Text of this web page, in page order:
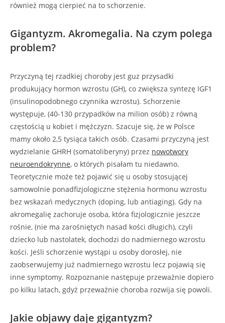
również mogą cierpieć na to schorzenie.
Gigantyzm. Akromegalia. Na czym polega
problem?
Przyczyną tej rzadkiej choroby jest guz przysadki
produkujący hormon wzrostu (GH), co zwiększa syntezę IGF1
(insulinopodobnego czynnika wzrostu). Schorzenie
występuje, (40-130 przypadków na milion osób) z równą
częstością u kobiet i mężczyzn. Szacuje się, że w Polsce
mamy około 2,5 tysiąca takich osób. Czasami przyczyną jest
wydzielanie GHRH (somatoliberyny) przez nowotwory
neuroendokrynne, o których pisałam tu niedawno.
Teoretycznie może też pojawić się u osoby stosującej
samowolnie ponadfizjologiczne stężenia hormonu wzrostu
bez wskazań medycznych (doping, lub antiaging). Gdy na
akromegalię zachoruje osoba, która fizjologicznie jeszcze
rośnie, (nie ma zarośniętych nasad kości długich), czyli
dziecko lub nastolatek, dochodzi do nadmiernego wzrostu
kości. Jeśli schorzenie wystąpi u osoby dorosłej, nie
zaobserwujemy już nadmiernego wzrostu lecz pojawią się
inne symptomy. Rozpoznanie następuje przeważnie dopiero
po kilku latach, gdyż przeważnie choroba rozwija się powoli.
Jakie objawy daje gigantyzm?